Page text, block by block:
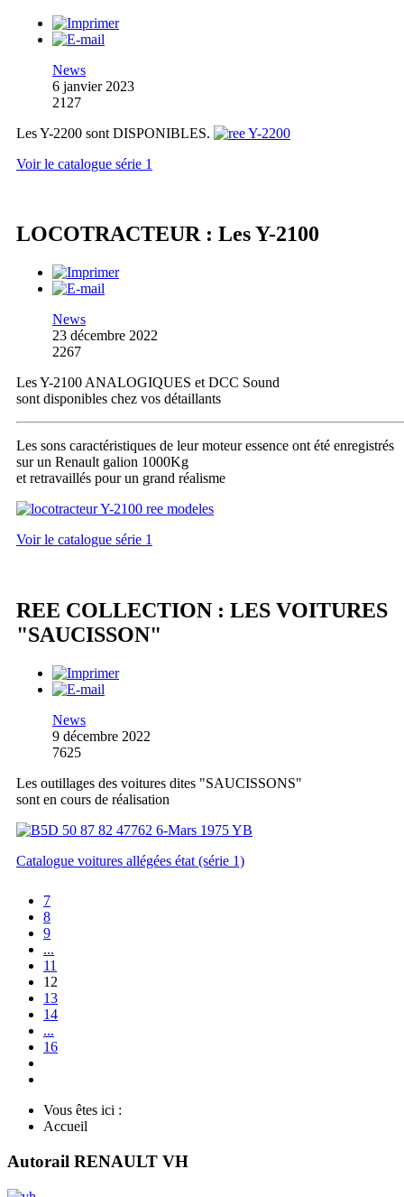
News
6 janvier 2023
2127
Les Y-2200 sont DISPONIBLES.
Voir le catalogue série 1
LOCOTRACTEUR : Les Y-2100
News
23 décembre 2022
2267
Les Y-2100 ANALOGIQUES et DCC Sound
sont disponibles chez vos détaillants
Les sons caractéristiques de leur moteur essence ont été enregistrés
sur un Renault galion 1000Kg
et retravaillés pour un grand réalisme
Voir le catalogue série 1
REE COLLECTION : LES VOITURES
"SAUCISSON"
News
9 décembre 2022
7625
Les outillages des voitures dites "SAUCISSONS"
sont en cours de réalisation
Catalogue voitures allégées état (série 1)
7
8
9
...
11
12
13
14
...
16
Vous êtes ici :
Accueil
Autorail RENAULT VH